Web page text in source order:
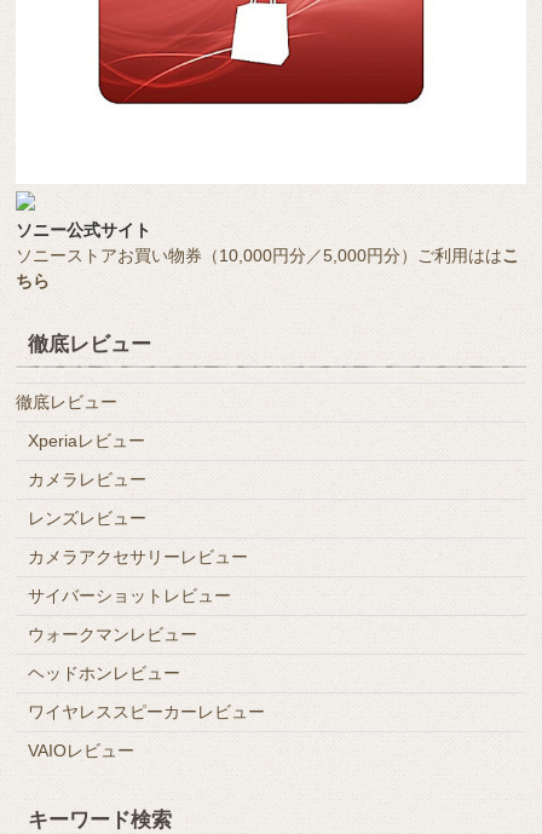
ソニー公式サイト
ソニーストアお買い物券（10,000円分／5,000円分）ご利用ははこ
ちら
徹底レビュー
徹底レビュー
Xperiaレビュー
カメラレビュー
レンズレビュー
カメラアクセサリーレビュー
サイバーショットレビュー
ウォークマンレビュー
ヘッドホンレビュー
ワイヤレススピーカーレビュー
VAIOレビュー
キーワード検索